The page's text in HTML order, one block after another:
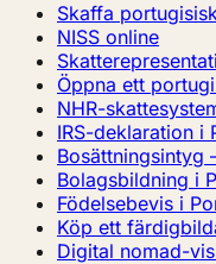
Skaffa
NISS online
Öppna ett
NHR-
IRS-deklaration i
Bosättningsintyg
Bolagsbildning i
Födelsebevis i
Köp ett
Digital nomad-